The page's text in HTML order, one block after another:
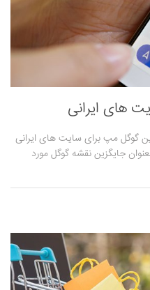
های ایرانی
گوگل مپ برای سایت های ایرانی
جایگزین نقشه گوگل مورد